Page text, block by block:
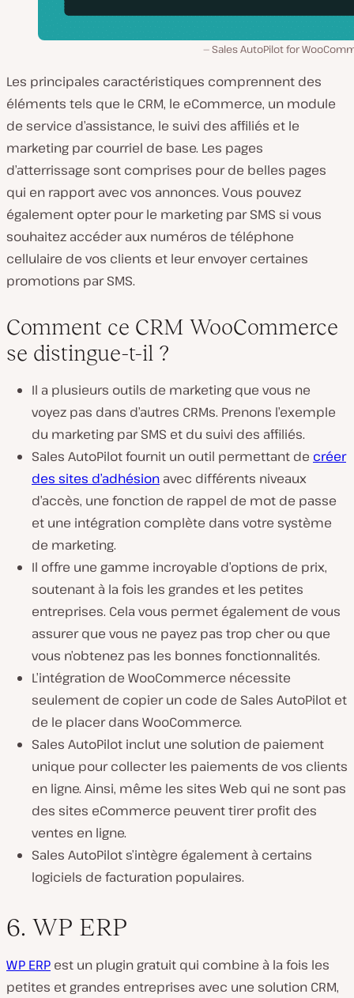
Sales AutoPilot for
Les principales caractéristiques comprennent des
éléments tels que le CRM, le eCommerce, un module
de service d’assistance, le suivi des affiliés et le
marketing par courriel de base. Les pages
d’atterrissage sont comprises pour de belles pages
qui en rapport avec vos annonces. Vous pouvez
également opter pour le marketing par SMS si vous
souhaitez accéder aux numéros de téléphone
cellulaire de vos clients et leur envoyer certaines
promotions par SMS.
Comment ce CRM WooCommerce
se distingue-t-il ?
Il a plusieurs outils de marketing que vous ne
voyez pas dans d’autres CRMs. Prenons l’exemple
du marketing par SMS et du suivi des affiliés.
Sales AutoPilot fournit un outil permettant de créer
des sites d’adhésion avec différents niveaux
d’accès, une fonction de rappel de mot de passe
et une intégration complète dans votre système
de marketing.
Il offre une gamme incroyable d’options de prix,
soutenant à la fois les grandes et les petites
entreprises. Cela vous permet également de vous
assurer que vous ne payez pas trop cher ou que
vous n’obtenez pas les bonnes fonctionnalités.
L’intégration de WooCommerce nécessite
seulement de copier un code de Sales AutoPilot et
de le placer dans WooCommerce.
Sales AutoPilot inclut une solution de paiement
unique pour collecter les paiements de vos clients
en ligne. Ainsi, même les sites Web qui ne sont pas
des sites eCommerce peuvent tirer profit des
ventes en ligne.
Sales AutoPilot s’intègre également à certains
logiciels de facturation populaires.
6. WP ERP
WP ERP est un plugin gratuit qui combine à la fois les
petites et grandes entreprises avec une solution CRM,